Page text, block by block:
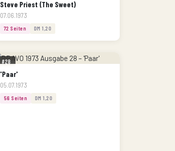
Steve Priest (The Sweet)
07.06.1973
72 Seiten DM 1,20
#28
'Paar'
05.07.1973
56 Seiten DM 1,20